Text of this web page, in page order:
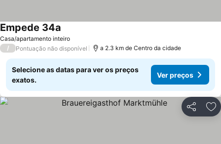
Casa/apartamento inteiro
Empede 34a
/ Pontuação não disponível a 2.3 km de Centro da cidade
Selecione as datas para ver os preços
exatos.
Ver preços
Partilhar